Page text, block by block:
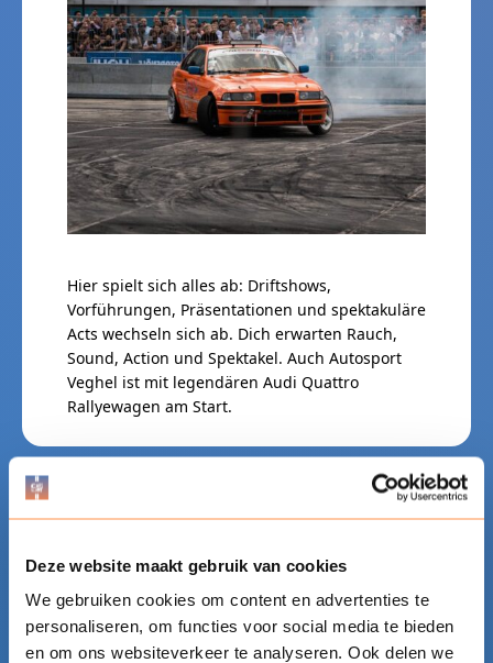
Deze website maakt gebruik van cookies
We gebruiken cookies om content en advertenties te
personaliseren, om functies voor social media te bieden
en om ons websiteverkeer te analyseren. Ook delen we
Hier spielt sich alles ab: Driftshows,
Vorführungen, Präsentationen und spektakuläre
Acts wechseln sich ab. Dich erwarten Rauch,
Sound, Action und Spektakel. Auch Autosport
Veghel ist mit legendären Audi Quattro
Rallyewagen am Start.